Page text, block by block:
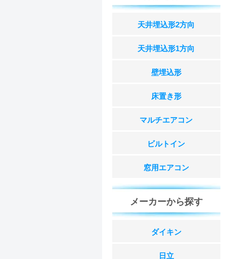
天井埋込形2方向
天井埋込形1方向
壁埋込形
床置き形
マルチエアコン
ビルトイン
窓用エアコン
メーカーから探す
ダイキン
日立